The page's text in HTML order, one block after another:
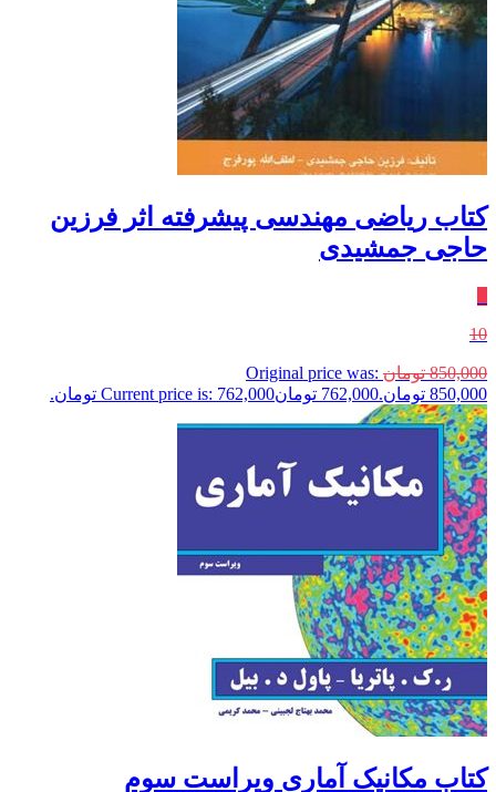
کتاب ریاضی مهندسی پیشرفته اثر فرزین
حاجی جمشیدی
10
850,000 تومان Original price was:
850,000 تومان.
762,000 تومانCurrent price is: 762,000 تومان.
کتاب مکانیک آماری ویراست سوم